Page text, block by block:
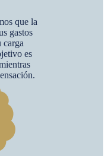
que la
gastos
carga
es